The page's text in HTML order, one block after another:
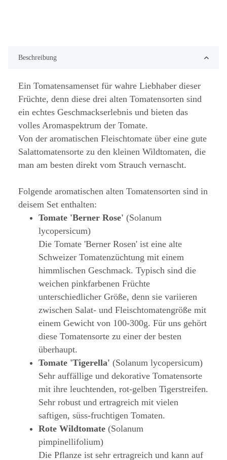
Beschreibung
Ein Tomatensamenset für wahre Liebhaber dieser
Früchte, denn diese drei alten Tomatensorten sind
ein echtes Geschmackserlebnis und bieten das
volles Aromaspektrum der Tomate.
Von der aromatischen Fleischtomate über eine gute
Salattomatensorte zu den kleinen Wildtomaten, die
man am besten direkt vom Strauch vernascht.
Folgende aromatischen alten Tomatensorten sind in
deisem Set enthalten:
Tomate 'Berner Rose' (Solanum
lycopersicum)
Die Tomate 'Berner Rosen' ist eine alte
Schweizer Tomatenzüchtung mit einem
himmlischen Geschmack. Typisch sind die
weichen pinkfarbenen Früchte
unterschiedlicher Größe, denn sie variieren
zwischen Salat- und Fleischtomatengröße mit
einem Gewicht von 100-300g. Für uns gehört
diese Tomatensorte zu einer der besten
überhaupt.
Tomate 'Tigerella' (Solanum lycopersicum)
Sehr auffällige und dekorative Tomatensorte
mit ihre leuchtenden, rot-gelben Tigerstreifen.
Sehr robust und ertragreich mit vielen
saftigen, süss-fruchtigen Tomaten.
Rote Wildtomate (Solanum
pimpinellifolium)
Die Pflanze ist sehr ertragreich und kann auf